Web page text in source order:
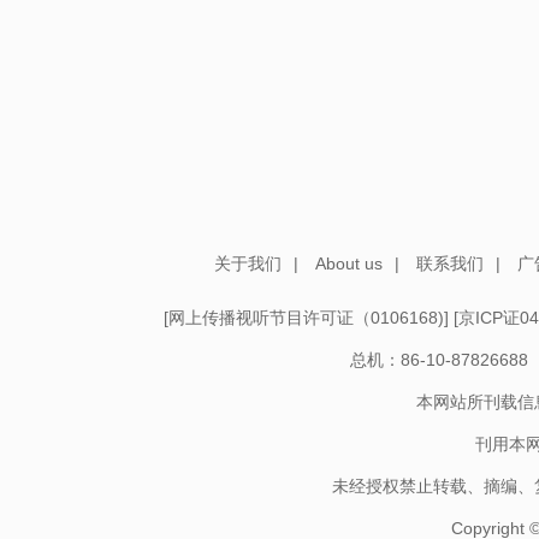
关于我们 | About us | 联系我们 |
[网上传播视听节目许可证（0106168)] [京ICP证
总机：86-10-87826688
本网站所刊载
刊用本
未经授权禁止转载、摘编
Copyright